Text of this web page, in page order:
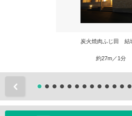
炭火焼肉ふじ田 結
約27m／1分